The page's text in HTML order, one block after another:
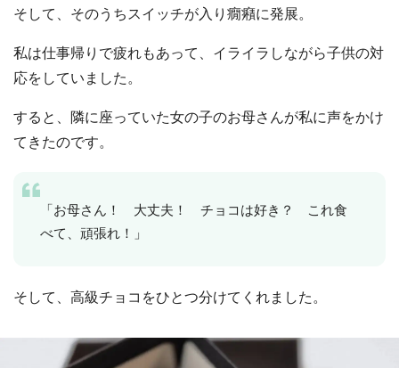
そして、そのうちスイッチが入り癇癪に発展。
私は仕事帰りで疲れもあって、イライラしながら子供の対
応をしていました。
すると、隣に座っていた女の子のお母さんが私に声をかけ
てきたのです。
「お母さん！ 大丈夫！ チョコは好き？ これ食
べて、頑張れ！」
そして、高級チョコをひとつ分けてくれました。